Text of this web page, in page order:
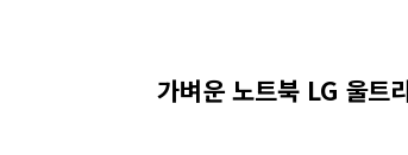
가벼운 노트북 LG 울트